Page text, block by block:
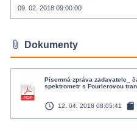
09. 02. 2018 09:00:00
attach_file Dokumenty
Písemná zpráva zadavatele_
spektrometr s Fourierovou
access_time 12. 04. 2018 08:05:41 sd_card